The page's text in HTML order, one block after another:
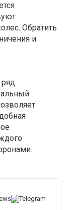
Обратить
и
ряд